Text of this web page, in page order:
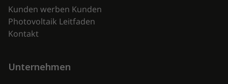
Kunden werben Kunden
Photovoltaik Leitfaden
Kontakt
Unternehmen